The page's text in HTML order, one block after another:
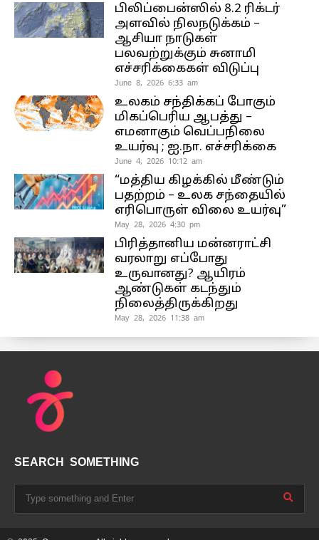
பிலிப்பைன்ஸில் 8.2 ரிக்டர்
அளவில் நிலநடுக்கம் –
ஆசியா நாடுகள்
பலவற்றுக்கும் சுனாமி
எச்சரிக்கைகள் விடுப்பு
June 8, 2026 6:33 am
உலகம் சந்திக்கப் போகும்
மிகப்பெரிய ஆபத்து –
எமனாகும் வெப்பநிலை
உயர்வு ; ஐ.நா. எச்சரிக்கை
June 4, 2026 10:12 am
“மத்திய கிழக்கில் மீண்டும்
பதற்றம் – உலக சந்தையில்
எரிபொருள் விலை உயர்வு”
May 28, 2026 4:30 pm
பிரித்தானிய மன்னராட்சி
வரலாறு எப்போது
உருவானது? ஆயிரம்
ஆண்டுகள் கடந்தும்
நிலைத்திருக்கிறது
May 28, 2026 11:38 am
SEARCH SOMETHING